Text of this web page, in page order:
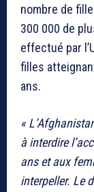
nombre de
300 000 de
effectué par
filles
ans.
«
à interdire
ans et aux
interpeller. Le